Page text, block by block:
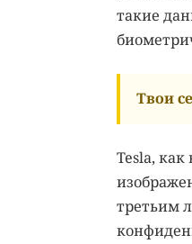
такие
Твои
Tesla,
третьим